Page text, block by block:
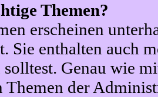
Themen?
erscheinen
Sie enthalten auch
solltest. Genau wie
Themen der